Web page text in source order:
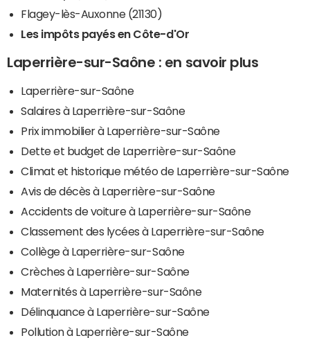
Flagey-lès-Auxonne (21130)
Les impôts payés en Côte-d'Or
Laperrière-sur-Saône : en savoir plus
Laperrière-sur-Saône
Salaires à Laperrière-sur-Saône
Prix immobilier à Laperrière-sur-Saône
Dette et budget de Laperrière-sur-Saône
Climat et historique météo de Laperrière-sur-Saône
Avis de décès à Laperrière-sur-Saône
Accidents de voiture à Laperrière-sur-Saône
Classement des lycées à Laperrière-sur-Saône
Collège à Laperrière-sur-Saône
Crèches à Laperrière-sur-Saône
Maternités à Laperrière-sur-Saône
Délinquance à Laperrière-sur-Saône
Pollution à Laperrière-sur-Saône